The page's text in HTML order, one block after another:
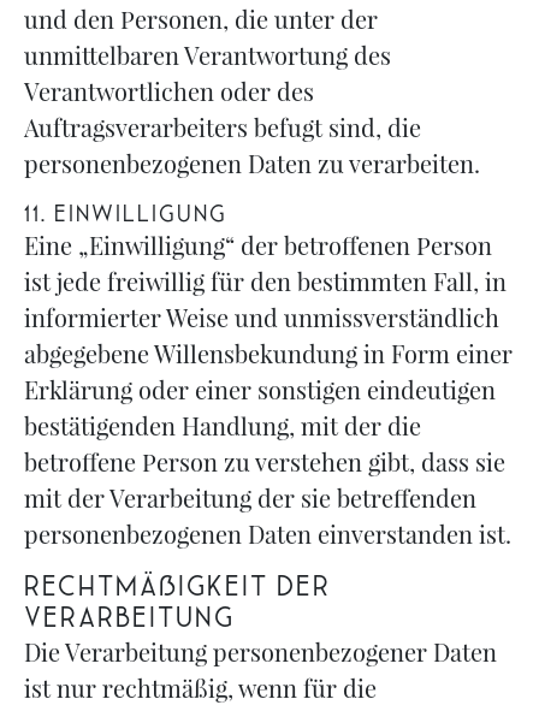
und den Personen, die unter der
unmittelbaren Verantwortung des
Verantwortlichen oder des
Auftragsverarbeiters befugt sind, die
personenbezogenen Daten zu verarbeiten.
11. EINWILLIGUNG
Eine „Einwilligung“ der betroffenen Person
ist jede freiwillig für den bestimmten Fall, in
informierter Weise und unmissverständlich
abgegebene Willensbekundung in Form einer
Erklärung oder einer sonstigen eindeutigen
bestätigenden Handlung, mit der die
betroffene Person zu verstehen gibt, dass sie
mit der Verarbeitung der sie betreffenden
personenbezogenen Daten einverstanden ist.
Rechtmäßigkeit der
Verarbeitung
Die Verarbeitung personenbezogener Daten
ist nur rechtmäßig, wenn für die